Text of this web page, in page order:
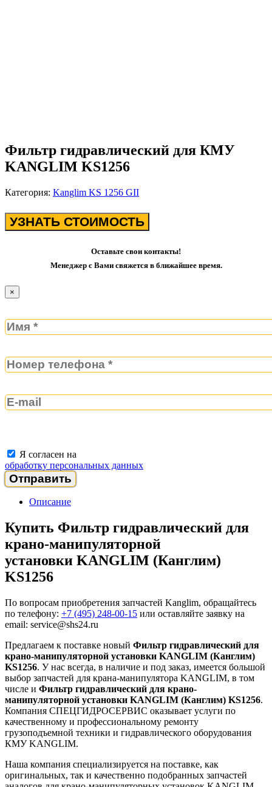
Фильтр гидравлический для КМУ
KANGLIM KS1256
Категория: Kanglim KS 1256 GII
УЗНАТЬ СТОИМОСТЬ
Оставьте свои контакты!
Менеджер с Вами свяжется в ближайшее время.
×
Я согласен на
обработку персональных данных
Описание
Купить Фильтр гидравлический для
крано-манипуляторной
установки KANGLIM (Канглим)
KS1256
По вопросам приобретения запчастей Kanglim, обращайтесь
по телефону: +7 (495) 248-00-15 или оставляйте заявку на
email: service@shs24.ru
Предлагаем к поставке новый Фильтр гидравлический для
крано-манипуляторной установки KANGLIM (Канглим)
KS1256. У нас всегда, в наличие и под заказ, имеется большой
выбор запчастей для крана-манипулятора KANGLIM, в том
числе и Фильтр гидравлический для крано-
манипуляторной установки KANGLIM (Канглим) KS1256.
Компания СПЕЦГИДРОСЕРВИС оказывает услуги по
качественному и профессиональному ремонту
грузоподъемной техники и гидравлического оборудования
КМУ KANGLIM.
Наша компания специализируется на поставке, как
оригинальных, так и качественно подобранных запчастей